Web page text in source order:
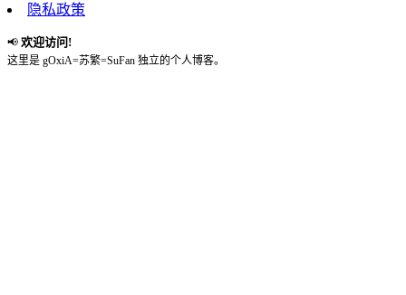
隐私政策
📢 欢迎访问!
这里是 gOxiA=苏繁=SuFan 独立的个人博客。